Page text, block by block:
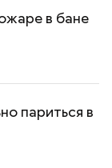
в бане
париться в